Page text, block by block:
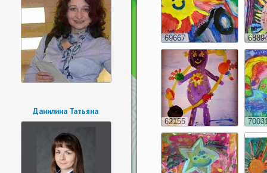
Данилина Татьяна
69667
62155